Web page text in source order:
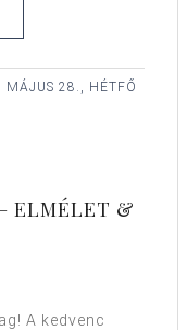
MÁJUS 28., HÉTFŐ
ELMÉLET &
A kedvenc